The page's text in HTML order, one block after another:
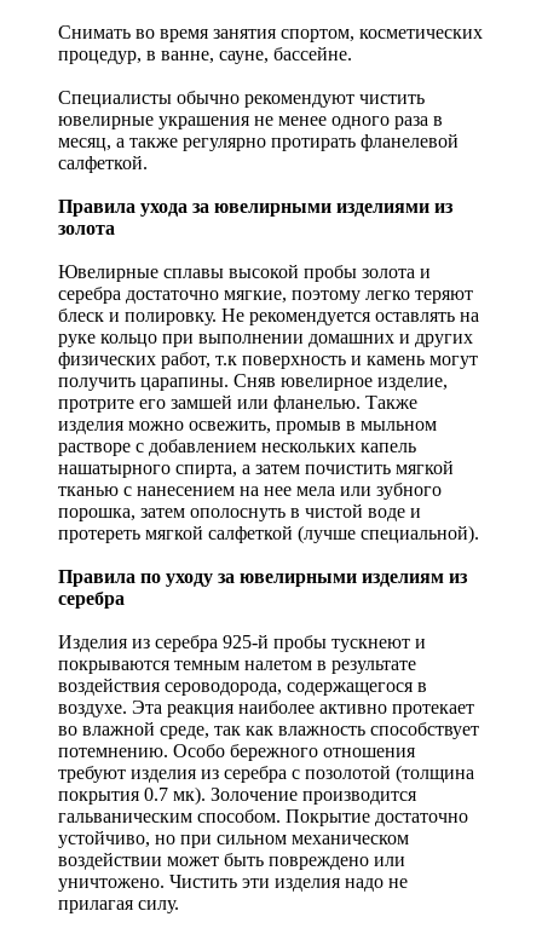
Снимать во время занятия спортом, косметических
процедур, в ванне, сауне, бассейне.
Специалисты обычно рекомендуют чистить
ювелирные украшения не менее одного раза в
месяц, а также регулярно протирать фланелевой
салфеткой.
Правила ухода за ювелирными изделиями из
золота
Ювелирные сплавы высокой пробы золота и
серебра достаточно мягкие, поэтому легко теряют
блеск и полировку. Не рекомендуется оставлять на
руке кольцо при выполнении домашних и других
физических работ, т.к поверхность и камень могут
получить царапины. Сняв ювелирное изделие,
протрите его замшей или фланелью. Также
изделия можно освежить, промыв в мыльном
растворе с добавлением нескольких капель
нашатырного спирта, а затем почистить мягкой
тканью с нанесением на нее мела или зубного
порошка, затем ополоснуть в чистой воде и
протереть мягкой салфеткой (лучше специальной).
Правила по уходу за ювелирными изделиям из
серебра
Изделия из серебра 925-й пробы тускнеют и
покрываются темным налетом в результате
воздействия сероводорода, содержащегося в
воздухе. Эта реакция наиболее активно протекает
во влажной среде, так как влажность способствует
потемнению. Особо бережного отношения
требуют изделия из серебра с позолотой (толщина
покрытия 0.7 мк). Золочение производится
гальваническим способом. Покрытие достаточно
устойчиво, но при сильном механическом
воздействии может быть повреждено или
уничтожено. Чистить эти изделия надо не
прилагая силу.